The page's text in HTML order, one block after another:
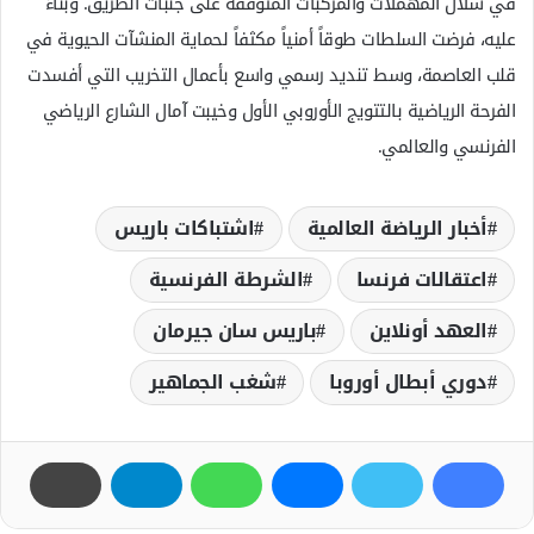
عليه، فرضت السلطات طوقاً أمنياً مكثفاً لحماية المنشآت الحيوية في
قلب العاصمة، وسط تنديد رسمي واسع بأعمال التخريب التي أفسدت
الفرحة الرياضية بالتتويج الأوروبي الأول وخيبت آمال الشارع الرياضي
الفرنسي والعالمي.
أخبار الرياضة العالمية
اشتباكات باريس
اعتقالات فرنسا
الشرطة الفرنسية
العهد أونلاين
باريس سان جيرمان
دوري أبطال أوروبا
شغب الجماهير